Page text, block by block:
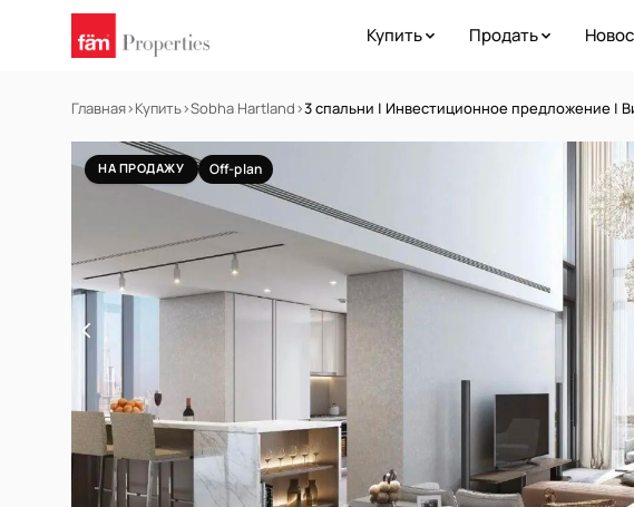
Купить Продать
Главная›Купить›Sobha Hartland›3 спальни | Инвестиционное предложение |
НА ПРОДАЖУ Off-plan